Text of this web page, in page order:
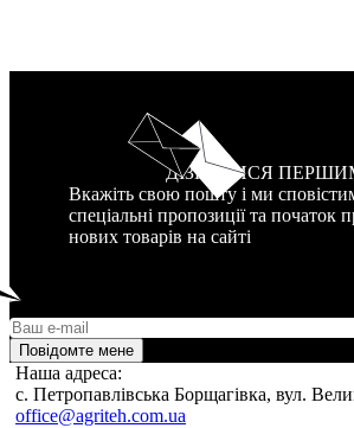
ДІЗНАТИСЯ
Вкажіть свою пошту і ми
спеціальні пропозиції та початок
нових товарів на сайті
Повідомте мене
Наша адреса:
c. Петропавлівська Борщагівка, вул.
office@agriteh.com.ua